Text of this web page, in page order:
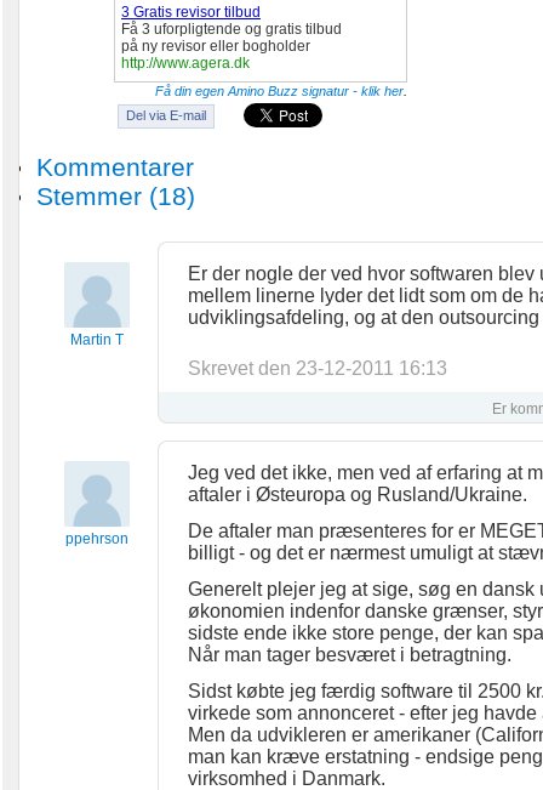
3 Gratis revisor tilbud
Få 3 uforpligtende og gratis tilbud
på ny revisor eller bogholder
http://www.agera.dk
Få din egen Amino Buzz signatur - klik her
Kommentarer
Stemmer (18)
Martin T
Er der nogle der ved hvor softwaren
mellem linerne lyder det lidt som om de
udviklingsafdeling, og at den
Skrevet den 23-12-2011 16:13
Er
ppehrson
Jeg ved det ikke, men ved af erfaring at
aftaler i Østeuropa og Rusland/Ukraine.
De aftaler man præsenteres for er
billigt - og det er nærmest umuligt at
Generelt plejer jeg at sige, søg en dansk
økonomien indenfor danske grænser,
sidste ende ikke store penge, der kan
Når man tager besværet i betragtning.
Sidst købte jeg færdig software til 2500
virkede som annonceret - efter jeg
Men da udvikleren er amerikaner
man kan kræve erstatning - endsige
virksomhed i Danmark.